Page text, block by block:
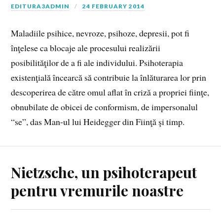
EDITURA3ADMIN 24 FEBRUARY 2014
Maladiile psihice, nevroze, psihoze, depresii, pot fi
înţelese ca blocaje ale procesului realizării
posibilităţilor de a fi ale individului. Psihoterapia
existenţială încearcă să contribuie la înlăturarea lor prin
descoperirea de către omul aflat în criză a propriei fiinţe,
obnubilate de obicei de conformism, de impersonalul
“se”, das Man-ul lui Heidegger din Fiinţă şi timp.
Nietzsche, un psihoterapeut
pentru vremurile noastre